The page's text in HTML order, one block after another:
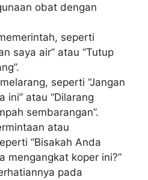
obat dengan
seperti
saya air” atau “Tutup
seperti “Jangan
ini” atau “Dilarang
sembarangan”.
atau
“Bisakah Anda
mengangkat koper ini?”
pada